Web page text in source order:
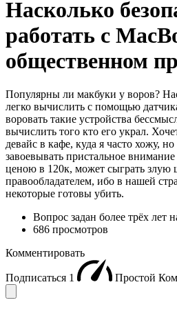
Насколько
работать с
общественном
Популярны ли макбуки у воров?
легко вычислить с помощью
воровать такие устройства
вычислить того кто его украл.
девайс в кафе, куда я часто хожу,
завоевывать пристальное
ценою в 120к, может сыграть злую
правообладателем, ибо в нашей
некоторые готовы убить.
Вопрос задан более трёх лет
686 просмотров
Комментировать
Подписаться 1 Простой